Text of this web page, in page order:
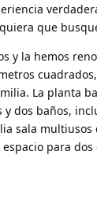
que
y la hemos
La planta
dos baños,
sala
para dos